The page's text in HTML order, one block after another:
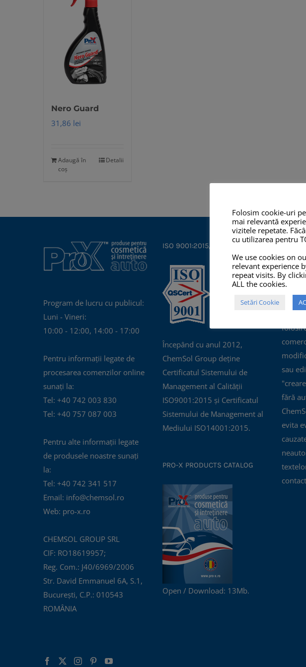
Nero Guard
31,86 lei
Adaugă în
coș
Detalii
Program de lucru cu publicul:
Luni - Vineri:
10:00 - 12:00, 14:00 - 17:00
Pentru informații legate de
procesarea comenzilor online
sunați la:
Tel: +40 742 003 830
Tel: +40 757 087 003
Pentru alte informații legate
de produsele noastre sunați
la:
Tel: +40 742 341 517
Email: info@chemsol.ro
Web: pro-x.ro
CHEMSOL GROUP SRL
CIF: RO18619957;
Reg. Com.: J40/6969/2006
Str. David Emmanuel 6A, S.1,
București, C.P.: 010543
ROMÂNIA
ISO 9001:2015, ISO 14001:2015
Începând cu anul 2012,
ChemSol Group deține
Certificatul Sistemului de
Management al Calității
ISO9001:2015 și Certificatul
Sistemului de Management al
Mediului ISO14001:2015.
PRO-X PRODUCTS CATALOG
Open / Download: 13Mb.
acest
sau
fără
evita
Folosim cookie-uri
mai relevantă
vizitele repetate.
cu utilizarea pentru
We use cookies on
relevant experience
repeat visits. By
ALL the cookies.
Setări Cookie